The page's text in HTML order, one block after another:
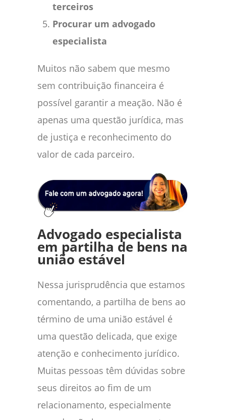
terceiros
Procurar um advogado
especialista
Muitos não sabem que mesmo
sem contribuição financeira é
possível garantir a meação. Não é
apenas uma questão jurídica, mas
de justiça e reconhecimento do
valor de cada parceiro.
Advogado especialista
em partilha de bens na
união estável
Nessa jurisprudência que estamos
comentando, a partilha de bens ao
término de uma união estável é
uma questão delicada, que exige
atenção e conhecimento jurídico.
Muitas pessoas têm dúvidas sobre
seus direitos ao fim de um
relacionamento, especialmente